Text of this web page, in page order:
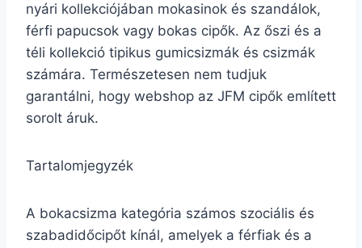
nyári kollekciójában mokasinok és szandálok,
férfi papucsok vagy bokas cipők. Az őszi és a
téli kollekció tipikus gumicsizmák és csizmák
számára. Természetesen nem tudjuk
garantálni, hogy webshop az JFM cipők említett
sorolt áruk.
Tartalomjegyzék
A bokacsizma kategória számos szociális és
szabadidőcipőt kínál, amelyek a férfiak és a